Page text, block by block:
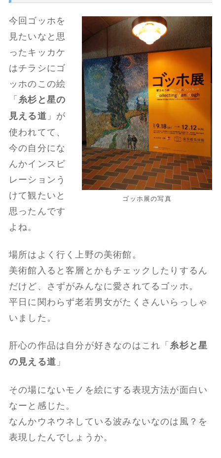
ゴッホ展の写真
今回ゴッホを
見たいなと思
ったキッカケ
はチラシにゴ
ッホのこの絵
「糸杉と星の
見える道 」が
使われてて、
今の自分にな
んかインスピ
レーションう
けて観たいと
思ったんです
よね。
場所はよく行く上野の美術館。
美術館入ると客層とかもチェックしたりするん
だけど、さずがみんなに愛されてるゴッホ。
平日に関わらず老若男女がたくさんいらっしゃ
いました。
肝心の作品は自分が好きなのはこれ「糸杉と星
の見える道 」
その場にないモノを絵にする表現方法が面白い
なーと感じた。
なんかウネウネしている波みないなのは風？を
表現したんでしょうか。